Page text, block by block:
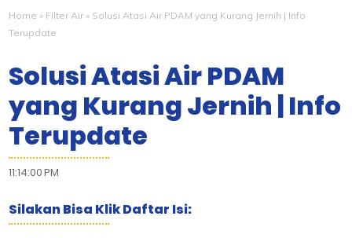
Home » Filter Air » Solusi Atasi Air PDAM yang Kurang Jernih | Info
Terupdate
Solusi Atasi Air PDAM
yang Kurang Jernih | Info
Terupdate
11:14:00 PM
Silakan Bisa Klik Daftar Isi: